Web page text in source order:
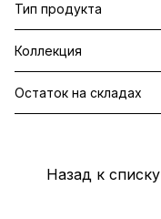
Тип продукта
Коллекция
Остаток на складах
Назад к списку